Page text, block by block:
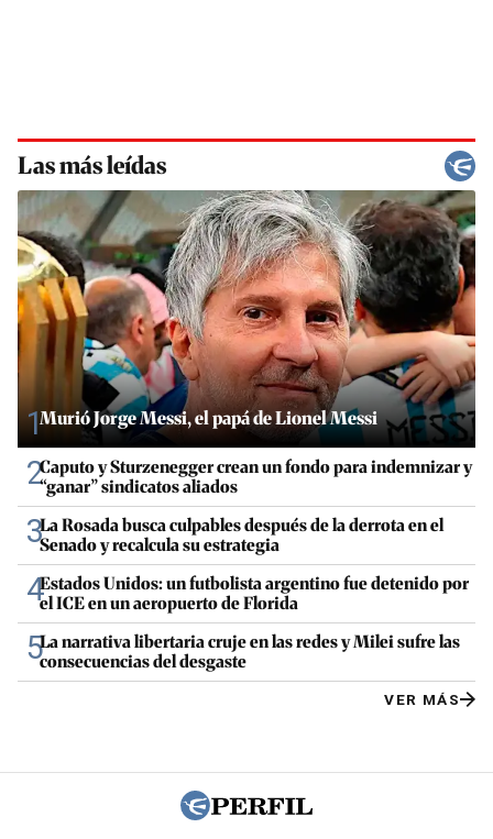
Las más leídas
1Murió Jorge Messi, el papá de Lionel Messi
2Caputo y Sturzenegger crean un fondo para indemnizar y
“ganar” sindicatos aliados
3La Rosada busca culpables después de la derrota en el
Senado y recalcula su estrategia
4Estados Unidos: un futbolista argentino fue detenido por
el ICE en un aeropuerto de Florida
5La narrativa libertaria cruje en las redes y Milei sufre las
consecuencias del desgaste
VER MÁS